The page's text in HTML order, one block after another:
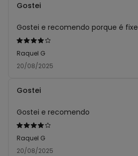
Atribuiu
4
em
20/08/2025
Raquel G
Gostei
Gostei e recomendo porque é fixe
Atribuiu
4
em
20/08/2025
Raquel G
Gostei
Gostei e recomendo